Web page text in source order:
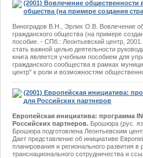
(2001) Вовлечение общественности
общества (на примере создания
Виноградов В.Н., Эрлих О.В. Вовлечение
гражданского общества (на примере
пособие. - СПб.: Леонтьевский центр,
стать важной целью деятельности
книга является учебным пособием для
гражданского сообщества в рамках
центр" к роли и возможностям
(2001) Европейская инициатива:
для Российских партнеров
Европейская инициатива: программа
Российских партнеров. Брошюра (рус.
Брошюра подготовлена Леонтьевским
Дает представление об инициативе
планирования и регионального развития
транснационального сотрудничества и